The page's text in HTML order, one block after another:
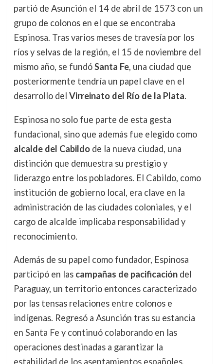
partió de Asunción el 14 de abril de 1573 con un
grupo de colonos en el que se encontraba
Espinosa. Tras varios meses de travesía por los
ríos y selvas de la región, el 15 de noviembre del
mismo año, se fundóSanta Fe, una ciudad que
posteriormente tendría un papel clave en el
desarrollo del Virreinato del Río de la Plata.
Espinosa no solo fue parte de esta gesta
fundacional, sino que además fue elegido como
alcalde del Cabildode la nueva ciudad, una
distinción que demuestra su prestigio y
liderazgo entre los pobladores. El Cabildo, como
institución de gobierno local, era clave en la
administración de las ciudades coloniales, y el
cargo de alcalde implicaba responsabilidad y
reconocimiento.
Además de su papel como fundador, Espinosa
participó en las campañas de pacificacióndel
Paraguay, un territorio entonces caracterizado
por las tensas relaciones entre colonos e
indígenas. Regresó a Asunción tras su estancia
en Santa Fe y continuó colaborando en las
operaciones destinadas a garantizar la
estabilidad de los asentamientos españoles.